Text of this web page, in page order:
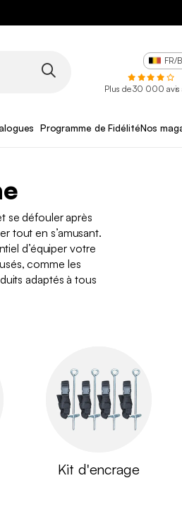
FR/
Plus de 30 000 avis
Programme de FidélitéNos
se défouler après
tout en s’amusant.
d’équiper votre
comme les
adaptés à tous
Kit d'encrage